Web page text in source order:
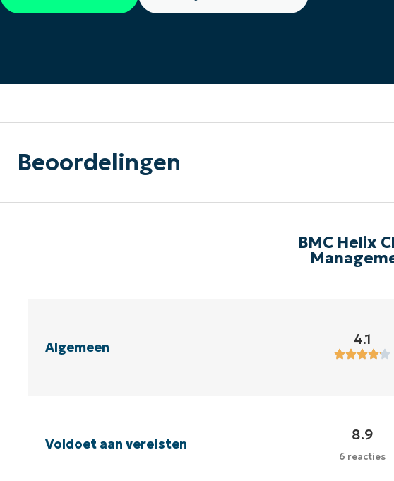
Beoordelingen
BMC Helix
Algemeen 4.1
Voldoet aan vereisten
8.9
6 reacties